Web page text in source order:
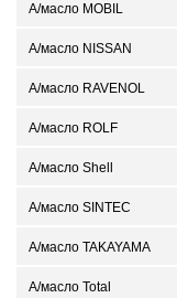
А/масло MOBIL
А/масло NISSAN
А/масло RAVENOL
А/масло ROLF
А/масло Shell
А/масло SINTEC
А/масло TAKAYAMA
А/масло Total